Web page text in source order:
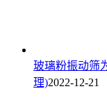
玻璃粉振动筛
理)2022-12-21